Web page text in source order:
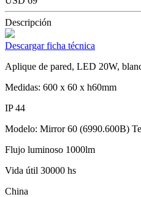
Descripción
Descargar ficha técnica
Aplique de pared, LED 20W,
Medidas: 600 x 60 x h60mm
IP 44
Modelo: Mirror 60 (6990.600B)
Flujo luminoso 1000lm
Vida útil 30000 hs
China